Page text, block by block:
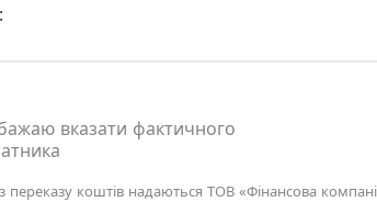
вказати фактичного
переказу коштів надаються ТОВ «Фінансова